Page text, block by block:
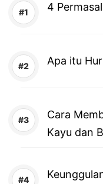
4
Apa itu
Cara
Kayu dan